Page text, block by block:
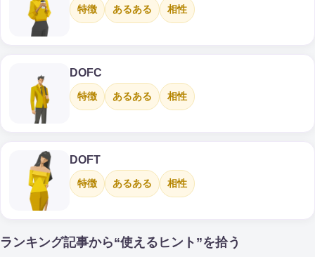
特徴 あるある 相性
DOFC
特徴 あるある 相性
DOFT
特徴 あるある 相性
ランキング記事から“使えるヒント”を拾う